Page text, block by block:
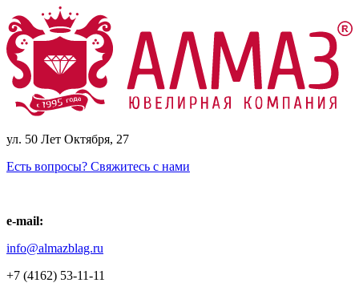
ул. 50 Лет Октября, 27
Есть вопросы? Свяжитесь с нами
e-mail:
info@almazblag.ru
+7 (4162) 53-11-11